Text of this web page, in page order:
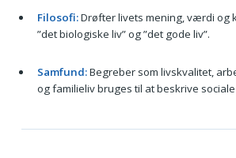
Filosofi:Drøfter livets mening, værdi og
”det biologiske liv” og ”det gode liv”.
Samfund:Begreber som livskvalitet,
og familieliv bruges til at beskrive